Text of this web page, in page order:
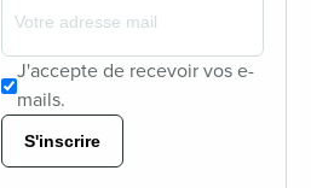
J'accepte de recevoir vos e-
mails.
S'inscrire